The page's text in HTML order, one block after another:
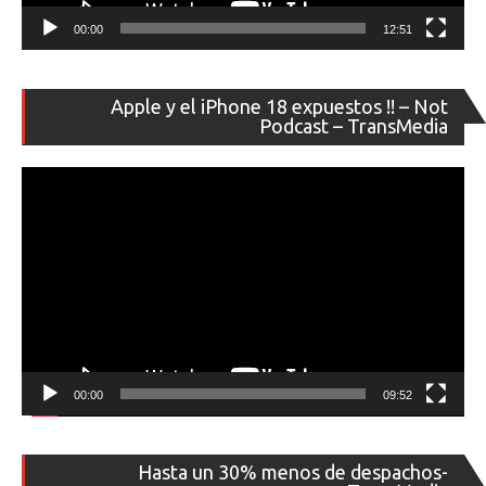
00:00 12:51
Apple y el iPhone 18 expuestos !! – Not
Podcast – TransMedia
de
00:00 09:52
Hasta un 30% menos de despachos-